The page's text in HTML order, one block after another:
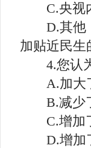
C.央
D.其他
加贴近民生
4.您认为
A.加大
B.减少
C.增加了
D.增加了